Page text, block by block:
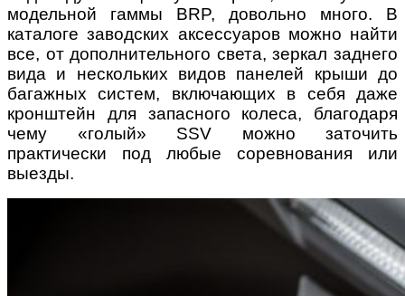
модельной гаммы BRP, довольно много. В
каталоге заводских аксессуаров можно найти
все, от дополнительного света, зеркал заднего
вида и нескольких видов панелей крыши до
багажных систем, включающих в себя даже
кронштейн для запасного колеса, благодаря
чему «голый» SSV можно заточить
практически под любые соревнования или
выезды.